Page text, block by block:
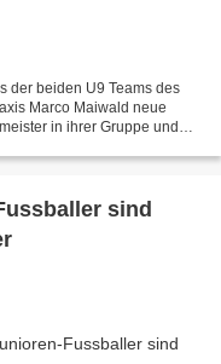
der beiden U9 Teams des
Marco Maiwald neue
in ihrer Gruppe und
sind